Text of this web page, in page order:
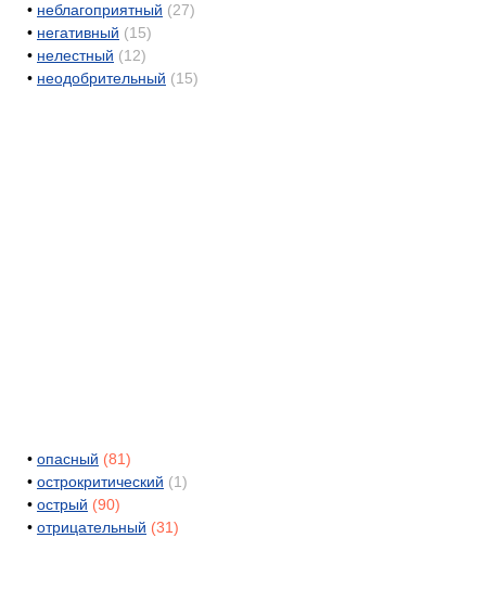
• неблагоприятный (27)
• негативный (15)
• нелестный (12)
• неодобрительный (15)
• опасный (81)
• острокритический (1)
• острый (90)
• отрицательный (31)